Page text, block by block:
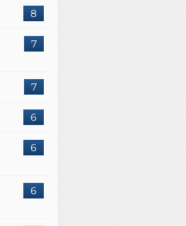
8
7
7
6
6
6